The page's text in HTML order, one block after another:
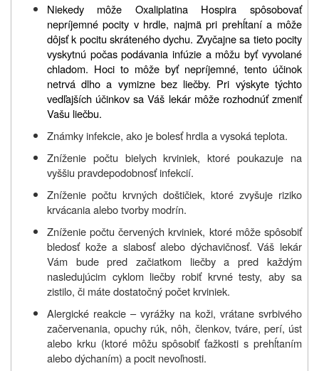
Niekedy môže Oxaliplatina Hospira spôsobovať
nepríjemné pocity v hrdle, najmä pri prehĺtaní a môže
dôjsť k pocitu skráteného dychu. Zvyčajne sa tieto pocity
vyskytnú počas podávania infúzie a môžu byť vyvolané
chladom. Hoci to môže byť nepríjemné, tento účinok
netrvá dlho a vymizne bez liečby. Pri výskyte týchto
vedľajších účinkov sa Váš lekár môže rozhodnúť zmeniť
Vašu liečbu.
Známky infekcie, ako je bolesť hrdla a vysoká teplota.
Zníženie počtu bielych krviniek, ktoré poukazuje na
vyššiu pravdepodobnosť infekcií.
Zníženie počtu krvných doštičiek, ktoré zvyšuje riziko
krvácania alebo tvorby modrín.
Zníženie počtu červených krviniek, ktoré môže spôsobiť
bledosť kože a slabosť alebo dýchavičnosť. Váš lekár
Vám bude pred začiatkom liečby a pred každým
nasledujúcim cyklom liečby robiť krvné testy, aby sa
zistilo, či máte dostatočný počet krviniek.
Alergické reakcie – vyrážky na koži, vrátane svrbivého
začervenania, opuchy rúk, nôh, členkov, tváre, perí, úst
alebo krku (ktoré môžu spôsobiť ťažkosti s prehĺtaním
alebo dýchaním) a pocit nevoľnosti.